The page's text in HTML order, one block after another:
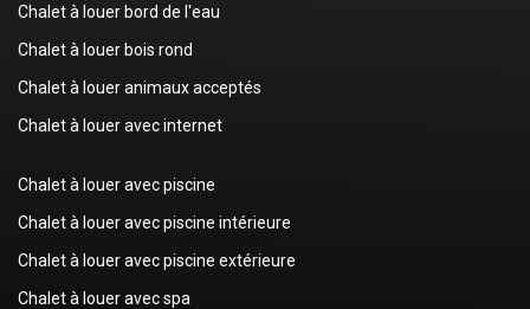
Chalet à louer bord de l'eau
Chalet à louer bois rond
Chalet à louer animaux acceptés
Chalet à louer avec internet
Chalet à louer avec piscine
Chalet à louer avec piscine intérieure
Chalet à louer avec piscine extérieure
Chalet à louer avec spa